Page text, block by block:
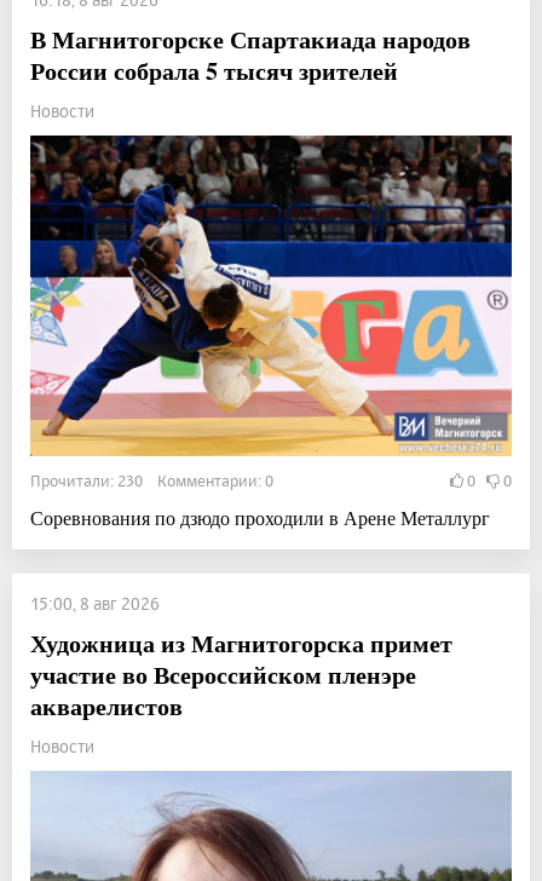
В Магнитогорске Спартакиада народов
России собрала 5 тысяч зрителей
Новости
Прочитали: 230 Комментарии: 0 0 0
Соревнования по дзюдо проходили в Арене Металлург
15:00, 8 авг 2026
Художница из Магнитогорска примет
участие во Всероссийском пленэре
акварелистов
Новости